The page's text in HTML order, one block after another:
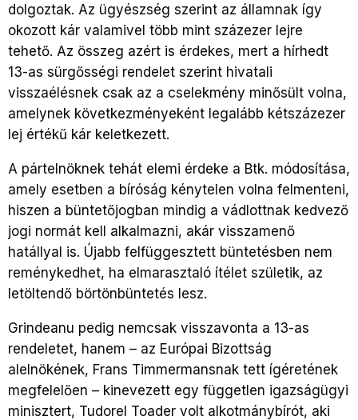
dolgoztak. Az ügyészség szerint az államnak így
okozott kár valamivel több mint százezer lejre
tehető. Az összeg azért is érdekes, mert a hírhedt
13-as sürgősségi rendelet szerint hivatali
visszaélésnek csak az a cselekmény minősült volna,
amelynek következményeként legalább kétszázezer
lej értékű kár keletkezett.
A pártelnöknek tehát elemi érdeke a Btk. módosítása,
amely esetben a bíróság kénytelen volna felmenteni,
hiszen a büntetőjogban mindig a vádlottnak kedvező
jogi normát kell alkalmazni, akár visszamenő
hatállyal is. Újabb felfüggesztett büntetésben nem
reménykedhet, ha elmarasztaló ítélet születik, az
letöltendő börtönbüntetés lesz.
Grindeanu pedig nemcsak visszavonta a 13-as
rendeletet, hanem – az Európai Bizottság
alelnökének, Frans Timmermansnak tett ígéretének
megfelelően – kinevezett egy független igazságügyi
minisztert, Tudorel Toader volt alkotmánybírót, aki